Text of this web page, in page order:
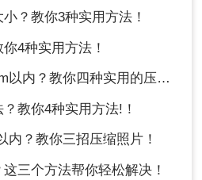
？教你3种实用方法！
4种实用方法！
？教你四种实用的压缩方法！
教你4种实用方法!！
内？教你三招压缩照片！
三个方法帮你轻松解决！